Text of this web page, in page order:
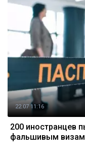
22.07 11:16
200 иностранцев
фальшивым визам